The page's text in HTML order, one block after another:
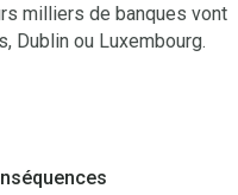
milliers de banques vont
Dublin ou Luxembourg.